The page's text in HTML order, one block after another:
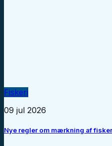
Fiskeri
09 jul 2026
Nye regler om mærkning af